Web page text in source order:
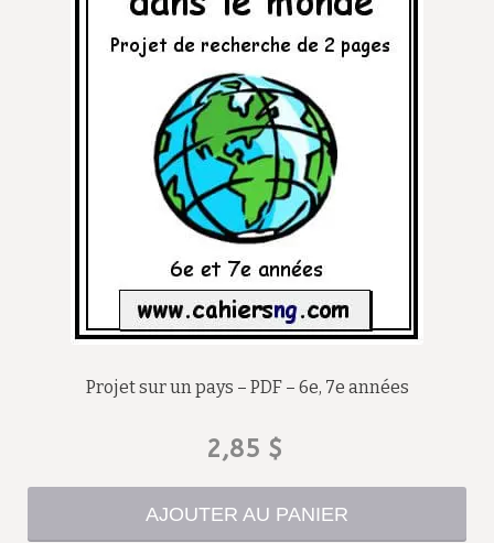
Projet sur un pays – PDF – 6e, 7e années
2,85 $
AJOUTER AU PANIER